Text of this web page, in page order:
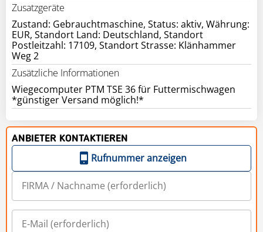
Zusatzgeräte
Zustand: Gebrauchtmaschine, Status: aktiv, Währung:
EUR, Standort Land: Deutschland, Standort
Postleitzahl: 17109, Standort Strasse: Klänhammer
Weg 2
Zusätzliche Informationen
Wiegecomputer PTM TSE 36 für Futtermischwagen
ANBIETER KONTAKTIEREN
Rufnummer anzeigen